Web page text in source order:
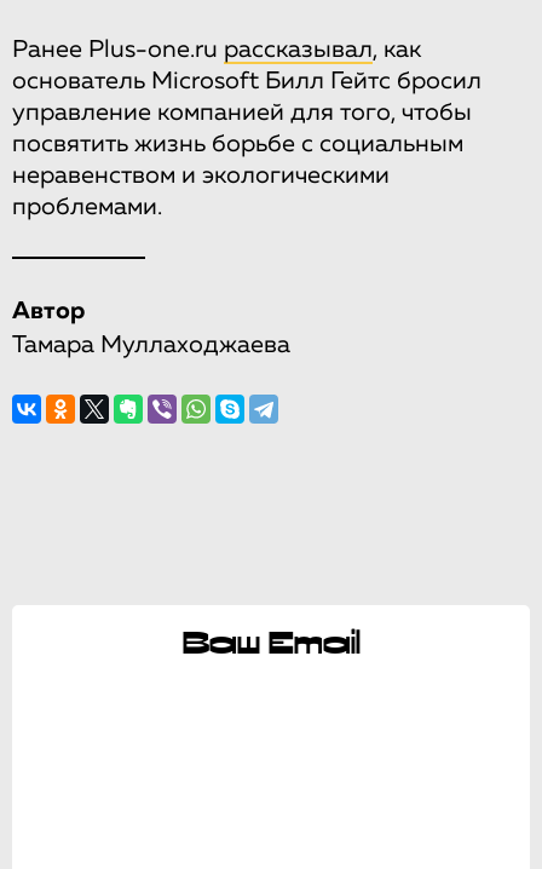
Ранее Plus-one.ru рассказывал, как
основатель Microsoft Билл Гейтс бросил
управление компанией для того, чтобы
посвятить жизнь борьбе с социальным
неравенством и экологическими
проблемами.
Автор
Тамара Муллаходжаева
Ваш Email